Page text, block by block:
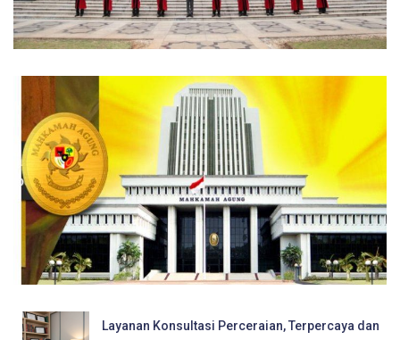
Layanan Konsultasi Perceraian, Terpercaya dan